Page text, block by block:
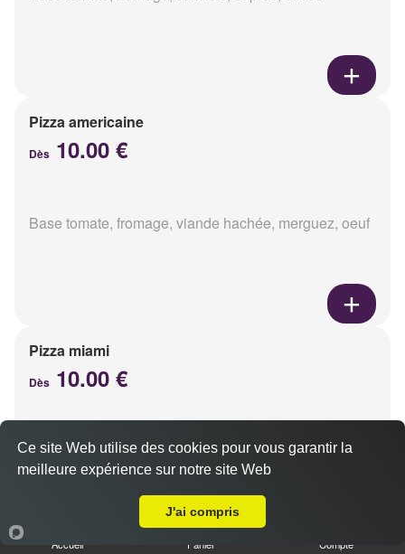
Pizza americaine
Dès 10.00 €
Base tomate, fromage, viande hachée, merguez, oeuf
Pizza miami
Dès 10.00 €
Base tomate, fromage, chorizo, oeuf
Accueil Panier Compte
Ce site Web utilise des cookies pour vous garantir la
meilleure expérience sur notre site Web
J'ai compris